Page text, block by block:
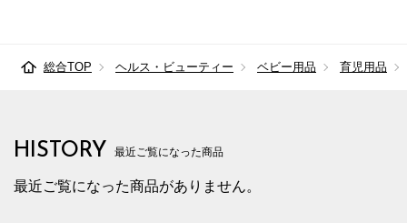
総合TOP ヘルス・ビューティー ベビー用品 育児用品
HISTORY 最近ご覧になった商品
最近ご覧になった商品がありません。